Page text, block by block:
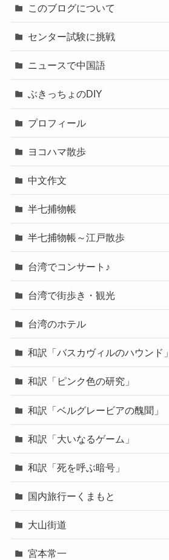
このブログについて
センター試験に挑戦
ニュースで中国語
ぶきっちょのDIY
プロフィール
ヨコハマ散歩
中文作文
半七捕物帳
半七捕物帳～江戸散歩
台湾でコンサート♪
台湾で街歩き・観光
台湾のホテル
和訳「バスカヴィルのハウンド」
和訳「ピンク色の研究」
和訳「ベルグレービアの醜聞」
和訳「大いなるゲーム」
和訳「死を呼ぶ暗号」
国内旅行ーくまもと
大山街道
宮本常一